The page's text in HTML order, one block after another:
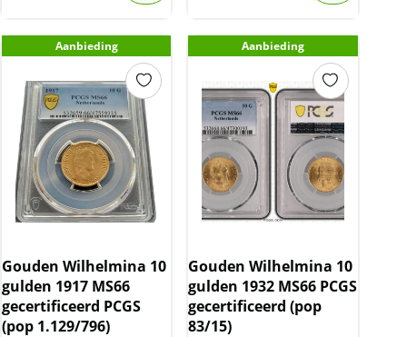
Aanbieding
Gouden Wilhelmina 10
gulden 1917 MS66
gecertificeerd PCGS
(pop 1.129/796)
Aanbieding
Gouden Wilhelmina 10
gulden 1932 MS66 PCGS
gecertificeerd (pop
83/15)